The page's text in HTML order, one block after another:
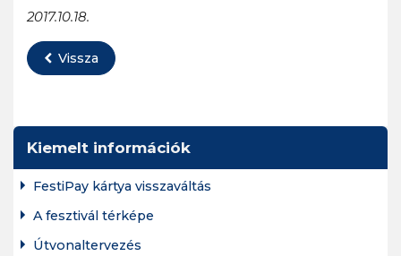
2017.10.18.
Vissza
Kiemelt információk
FestiPay kártya visszaváltás
A fesztivál térképe
Útvonaltervezés